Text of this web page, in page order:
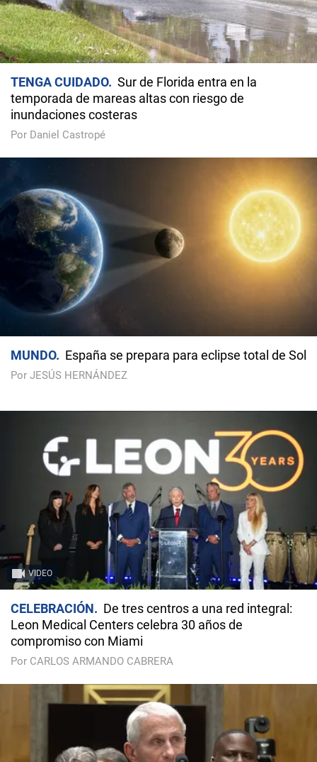
TENGA CUIDADO
Sur de Florida entra en la
temporada de mareas altas con riesgo de
inundaciones costeras
Por Daniel Castropé
MUNDO España se prepara para eclipse total de Sol
Por JESÚS HERNÁNDEZ
VIDEO
CELEBRACIÓN
De tres centros a una red integral:
Leon Medical Centers celebra 30 años de
compromiso con Miami
Por CARLOS ARMANDO CABRERA